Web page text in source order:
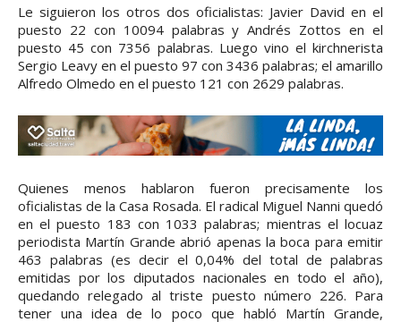
Le siguieron los otros dos oficialistas: Javier David en el
puesto 22 con 10094 palabras y Andrés Zottos en el
puesto 45 con 7356 palabras. Luego vino el kirchnerista
Sergio Leavy en el puesto 97 con 3436 palabras; el amarillo
Alfredo Olmedo en el puesto 121 con 2629 palabras.
Quienes menos hablaron fueron precisamente los
oficialistas de la Casa Rosada. El radical Miguel Nanni quedó
en el puesto 183 con 1033 palabras; mientras el locuaz
periodista Martín Grande abrió apenas la boca para emitir
463 palabras (es decir el 0,04% del total de palabras
emitidas por los diputados nacionales en todo el año),
quedando relegado al triste puesto número 226. Para
tener una idea de lo poco que habló Martín Grande,